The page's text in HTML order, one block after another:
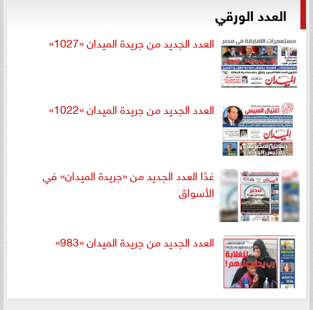
العدد الورقي
العدد الجديد من جريدة الميدان «1027»
العدد الجديد من جريدة الميدان «1022»
غدًا العدد الجديد من «جريدة الميدان» في
الأسواق
العدد الجديد من جريدة الميدان «983»